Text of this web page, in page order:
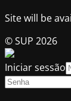
Site will be
© SUP 2026
Iniciar sessão